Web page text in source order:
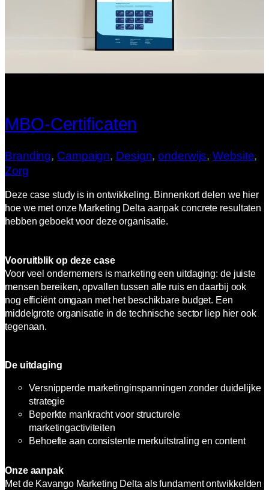
MBO-Certificaten
Branding, Campaign, Design, onderwijs, Website
Zorg
Deze case study is in ontwikkeling. Binnenkort delen we hier
hoe we met onze Marketing Delta aanpak concrete resultaten
hebben geboekt voor deze organisatie.
Vooruitblik op deze case
Voor veel ondernemers is marketing een uitdaging: de juiste
mensen bereiken, opvallen tussen alle ruis en daarbij ook
nog efficiënt omgaan met het beschikbare budget. Een
middelgrote organisatie in de technische sector liep hier ook
tegenaan.
De uitdaging
Versnipperde marketinginspanningen zonder duidelijke
strategie
Beperkte mankracht voor structurele
marketingactiviteiten
Behoefte aan consistente merkuitstraling en content
Onze aanpak
Met de Kavango Marketing Delta als fundament ontwikkelden